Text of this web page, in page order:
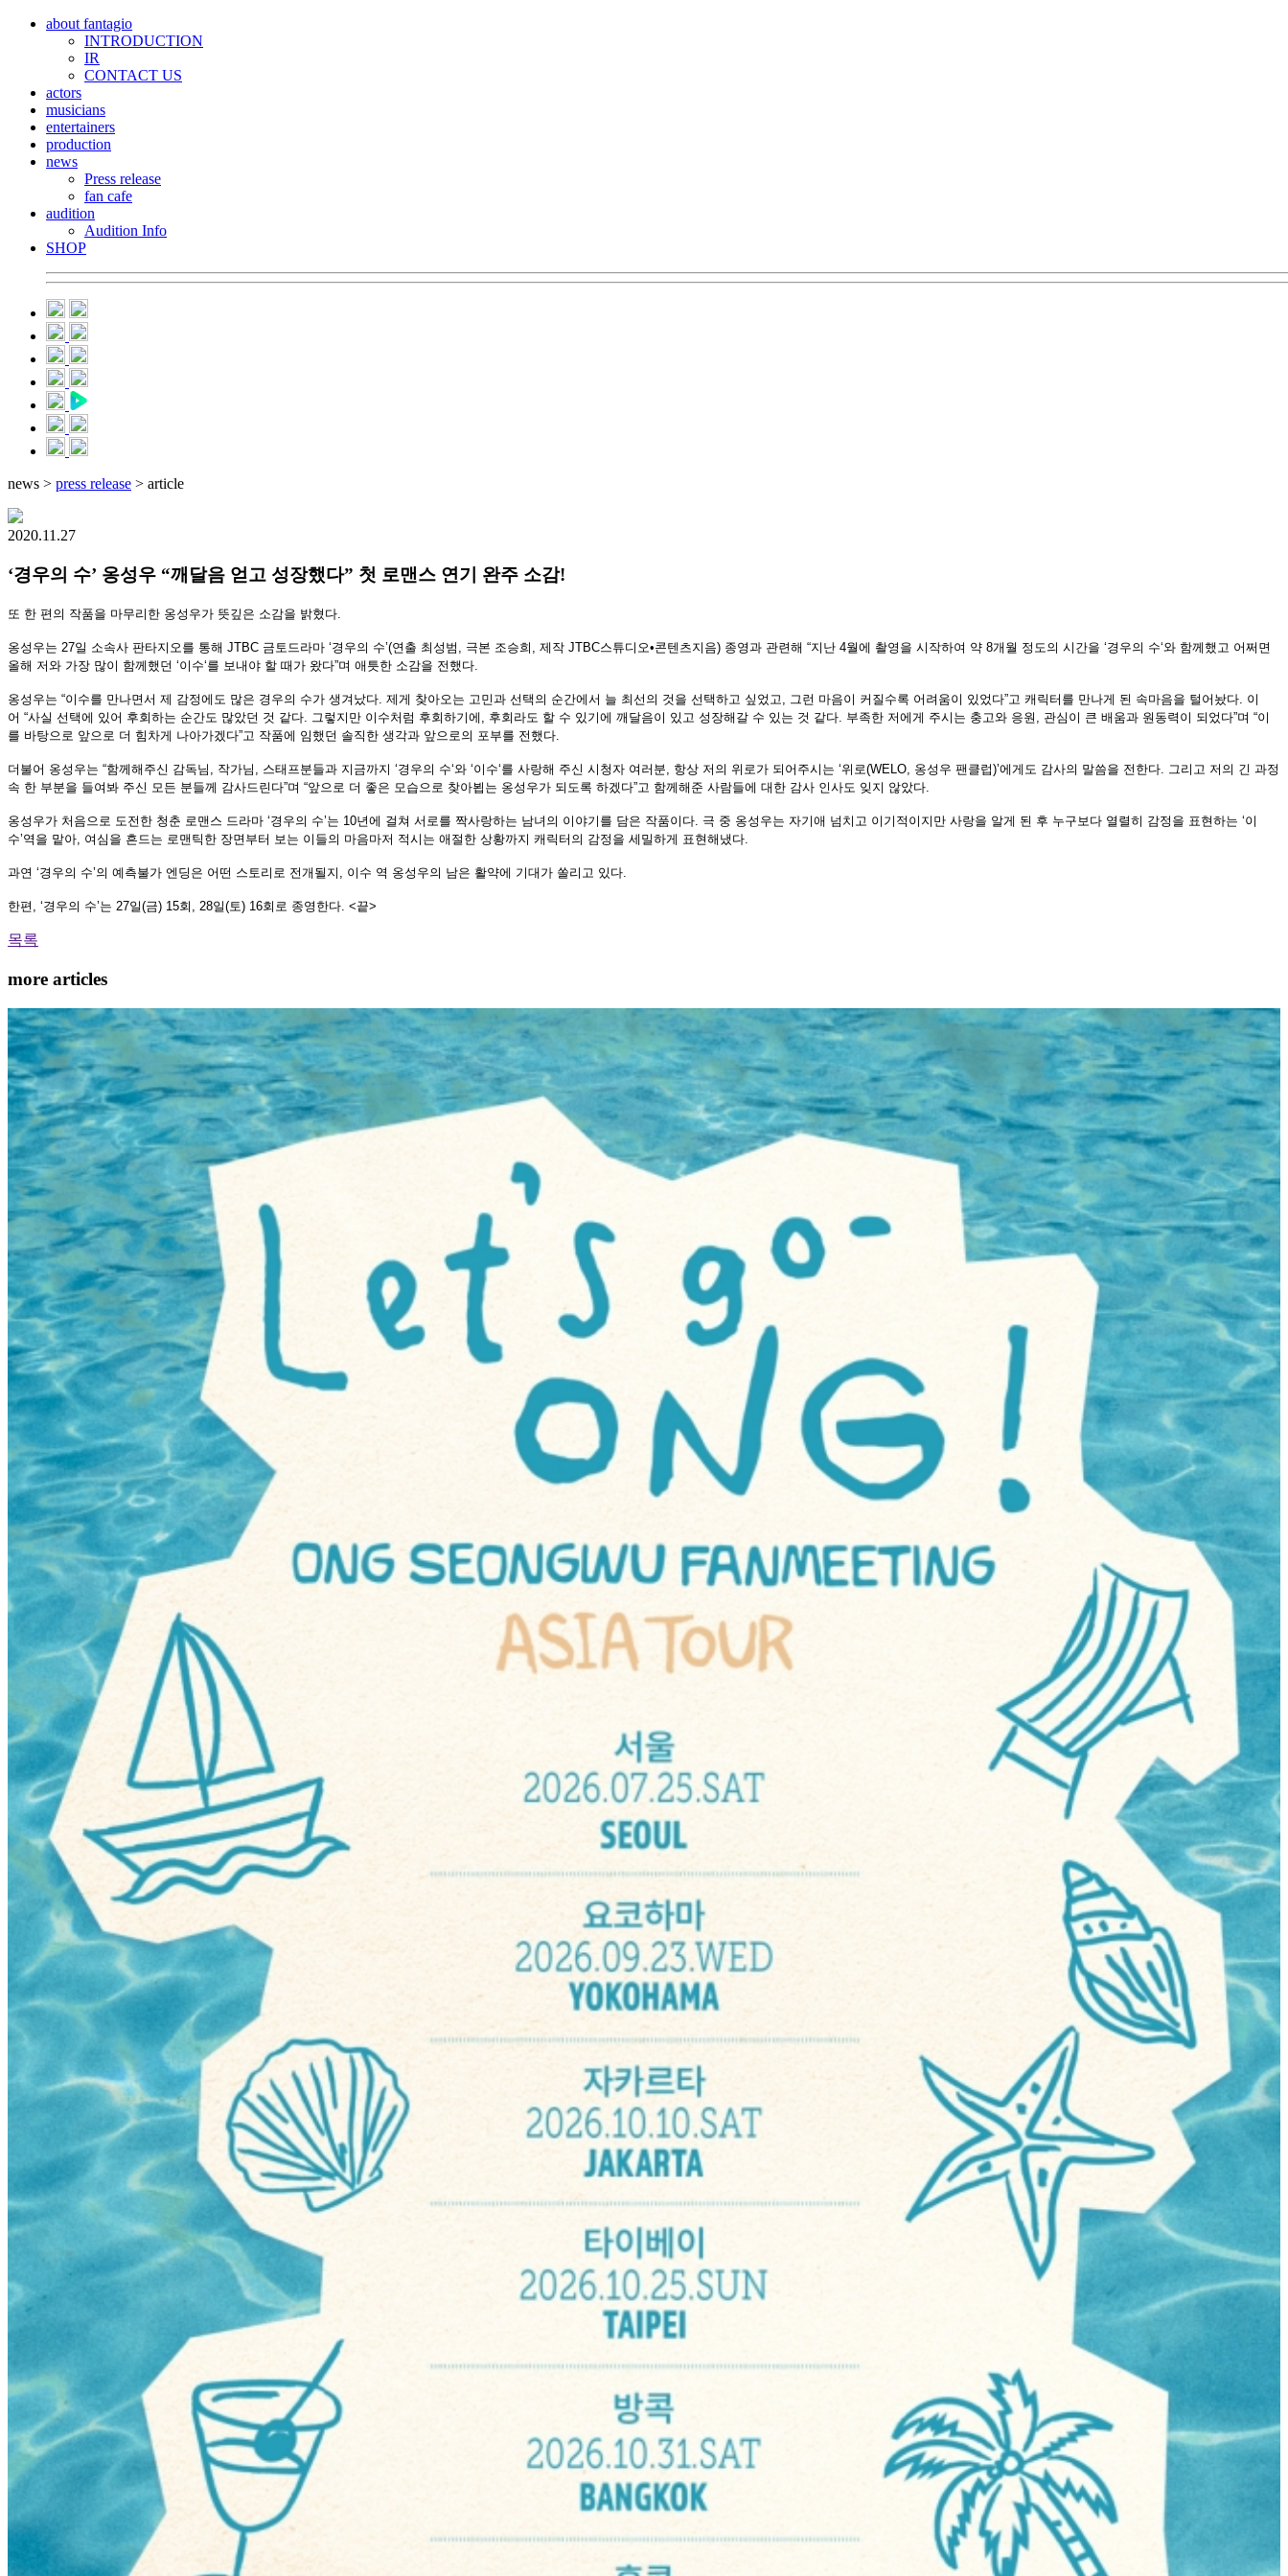
about fantagio
INTRODUCTION
IR
CONTACT US
actors
musicians
entertainers
production
news
Press release
fan cafe
audition
Audition Info
SHOP
news > press release > article
2020.11.27
‘경우의 수’ 옹성우 “깨달음 얻고 성장했다” 첫 로맨스 연기 완주 소감!
또 한 편의 작품을 마무리한 옹성우가 뜻깊은 소감을 밝혔다.
옹성우는 27일 소속사 판타지오를 통해 JTBC 금토드라마 ‘경우의 수’(연출 최성범 , 극본 조승희 , 제작 JTBC스튜디오•콘텐츠지음) 종영과 관련해 “지난 4월에 촬영을 시작하여 약 8개월 정도의 시간을 ‘경우의 수‘와 함께했고 어쩌면
올해 저와 가장 많이 함께했던 ‘이수‘를 보내야 할 때가 왔다”며 애틋한 소감을 전했다.
옹성우는 “이수를 만나면서 제 감정에도 많은 경우의 수가 생겨났다. 제게 찾아오는 고민과 선택의 순간에서 늘 최선의 것을 선택하고 싶었고, 그런 마음이 커질수록 어려움이 있었다”고 캐릭터를 만나게 된 속마음을 털어놨다. 이
어 “사실 선택에 있어 후회하는 순간도 많았던 것 같다. 그렇지만 이수처럼 후회하기에 , 후회라도 할 수 있기에 깨달음이 있고 성장해갈 수 있는 것 같다. 부족한 저에게 주시는 충고와 응원 , 관심이 큰 배움과 원동력이 되었다”며 “이
를 바탕으로 앞으로 더 힘차게 나아가겠다”고 작품에 임했던 솔직한 생각과 앞으로의 포부를 전했다.
더불어 옹성우는 “함께해주신 감독님 , 작가님 , 스태프분들과 지금까지 ‘경우의 수‘와 ‘이수‘를 사랑해 주신 시청자 여러분, 항상 저의 위로가 되어주시는 ‘위로(WELO, 옹성우 팬클럽)’에게도 감사의 말씀을 전한다. 그리고 저의 긴 과정
속 한 부분을 들여봐 주신 모든 분들께 감사드린다”며 “앞으로 더 좋은 모습으로 찾아뵙는 옹성우가 되도록 하겠다”고 함께해준 사람들에 대한 감사 인사도 잊지 않았다.
옹성우가 처음으로 도전한 청춘 로맨스 드라마 ‘경우의 수’는 10년에 걸쳐 서로를 짝사랑하는 남녀의 이야기를 담은 작품이다. 극 중 옹성우는 자기애 넘치고 이기적이지만 사랑을 알게 된 후 누구보다 열렬히 감정을 표현하는 ‘이
수’역을 맡아, 여심을 흔드는 로맨틱한 장면부터 보는 이들의 마음마저 적시는 애절한 상황까지 캐릭터의 감정을 세밀하게 표현해냈다.
과연 ‘경우의 수’의 예측불가 엔딩은 어떤 스토리로 전개될지 , 이수 역 옹성우의 남은 활약에 기대가 쏠리고 있다.
한편 , ‘경우의 수’는 27일(금) 15회 , 28일(토) 16회로 종영한다. <끝>
목록
more articles